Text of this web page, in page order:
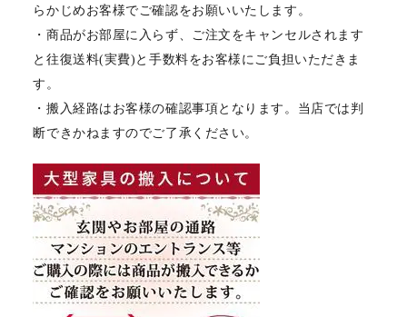
らかじめお客様でご確認をお願いいたします。
・商品がお部屋に入らず、ご注文をキャンセルされます
と往復送料(実費)と手数料をお客様にご負担いただきま
す。
・搬入経路はお客様の確認事項となります。当店では判
断できかねますのでご了承ください。